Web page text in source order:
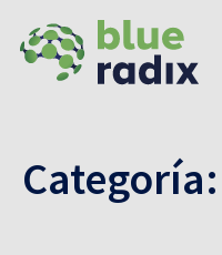
Categoría: